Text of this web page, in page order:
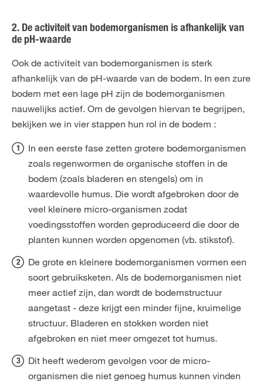
2. De activiteit van bodemorganismen is afhankelijk van
de pH-waarde
Ook de activiteit van bodemorganismen is sterk
afhankelijk van de pH-waarde van de bodem. In een zure
bodem met een lage pH zijn de bodemorganismen
nauwelijks actief. Om de gevolgen hiervan te begrijpen,
bekijken we in vier stappen hun rol in de bodem :
In een eerste fase zetten grotere bodemorganismen
zoals regenwormen de organische stoffen in de
bodem (zoals bladeren en stengels) om in
waardevolle humus. Die wordt afgebroken door de
veel kleinere micro-organismen zodat
voedingsstoffen worden geproduceerd die door de
planten kunnen worden opgenomen (vb. stikstof).
De grote en kleinere bodemorganismen vormen een
soort gebruiksketen. Als de bodemorganismen niet
meer actief zijn, dan wordt de bodemstructuur
aangetast - deze krijgt een minder fijne, kruimelige
structuur. Bladeren en stokken worden niet
afgebroken en niet meer omgezet tot humus.
Dit heeft wederom gevolgen voor de micro-
organismen die niet genoeg humus kunnen vinden